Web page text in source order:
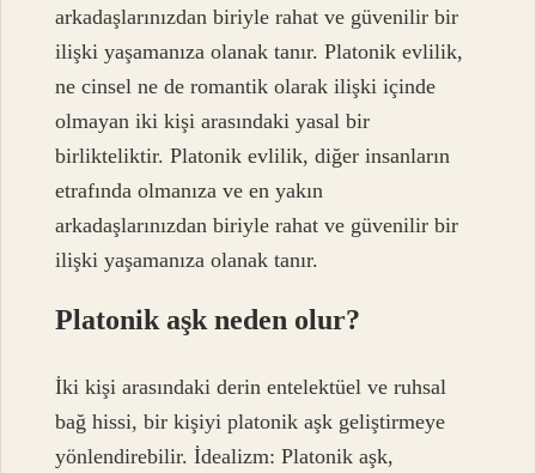
arkadaşlarınızdan biriyle rahat ve güvenilir bir
ilişki yaşamanıza olanak tanır. Platonik evlilik,
ne cinsel ne de romantik olarak ilişki içinde
olmayan iki kişi arasındaki yasal bir
birlikteliktir. Platonik evlilik, diğer insanların
etrafında olmanıza ve en yakın
arkadaşlarınızdan biriyle rahat ve güvenilir bir
ilişki yaşamanıza olanak tanır.
Platonik aşk neden olur?
İki kişi arasındaki derin entelektüel ve ruhsal
bağ hissi, bir kişiyi platonik aşk geliştirmeye
yönlendirebilir. İdealizm: Platonik aşk,